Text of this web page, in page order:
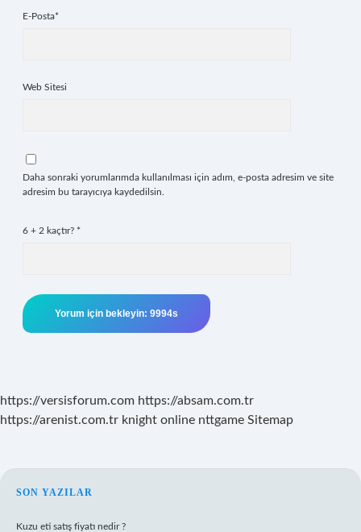
E-Posta*
Web Sitesi
Daha sonraki yorumlarımda kullanılması için adım, e-posta adresim ve site
adresim bu tarayıcıya kaydedilsin.
6 + 2 kaçtır? *
https://versisforum.com https://absam.com.tr
https://arenist.com.tr knight online nttgame Sitemap
SIDEBAR
SON YAZILAR
Kuzu eti satış fiyatı nedir ?